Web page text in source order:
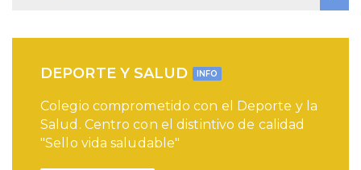
DEPORTE Y SALUD INFO
Colegio comprometido con el Deporte y la
Salud. Centro con el distintivo de calidad
"Sello vida saludable"